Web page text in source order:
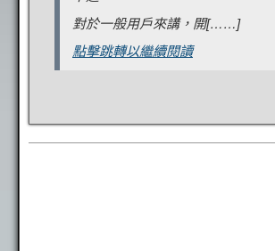
對於一般用戶來講，開[……]
點擊跳轉以繼續閱讀